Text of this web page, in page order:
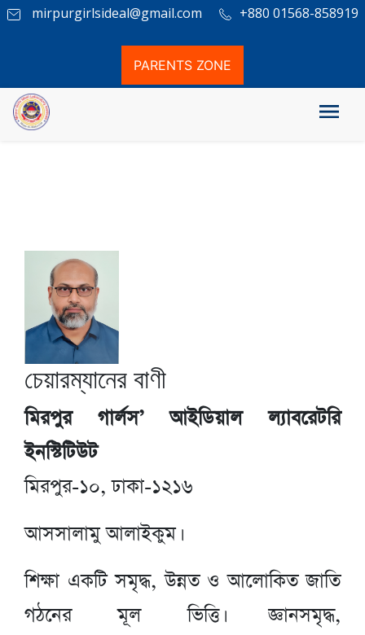
mirpurgirlsideal@gmail.com +880 01568-858919
PARENTS ZONE
চেয়ারম্যানের বাণী
মিরপুর গার্লস’ আইডিয়াল ল্যাবরেটরি
ইনস্টিটিউট
মিরপুর-১০, ঢাকা-১২১৬
আসসালামু আলাইকুম।
শিক্ষা একটি সমৃদ্ধ, উন্নত ও আলোকিত জাতি
গঠনের মূল ভিত্তি। জ্ঞানসমৃদ্ধ,